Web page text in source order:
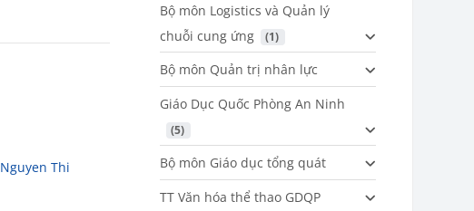
Nguyen Thi
Bộ môn Logistics và Quản lý
chuỗi cung ứng
(1)
Bộ môn Quản trị nhân lực
Giáo Dục Quốc Phòng An Ninh
(5)
Bộ môn Giáo dục tổng quát
TT Văn hóa thể thao GDQP